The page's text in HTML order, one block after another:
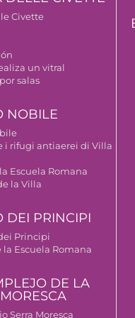
Civette
un vitral
salas
NOBILE
i rifugi antiaerei di Villa
Escuela Romana
la Villa
DEI PRINCIPI
Principi
la Escuela Romana
DE LA
Serra Moresca